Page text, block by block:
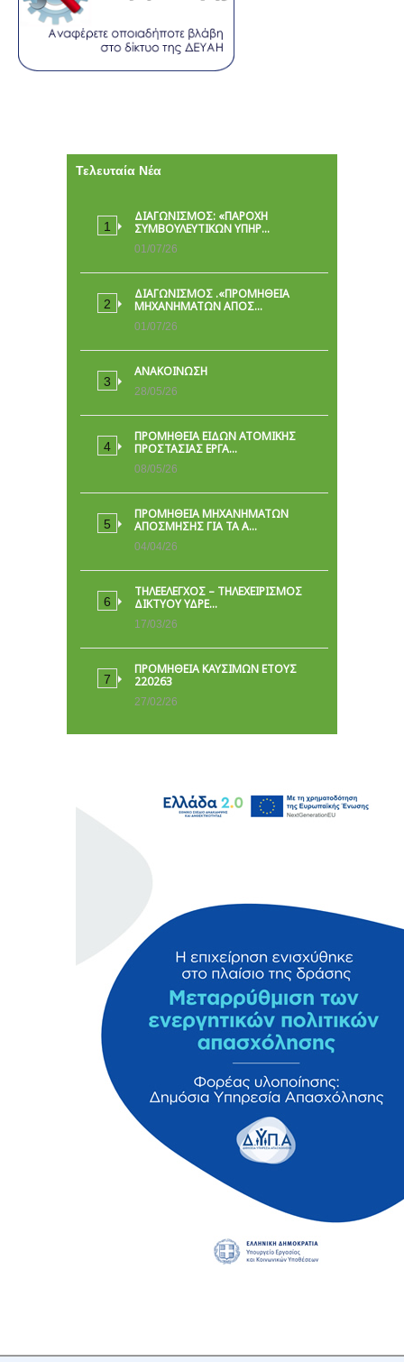
Τελευταία Νέα
ΔΙΑΓΩΝΙΣΜΟΣ: «ΠΑΡΟΧΉ
ΣΥΜΒΟΥΛΕΥΤΙΚΏΝ ΥΠΗΡ…
01/07/26
ΔΙΑΓΩΝΙΣΜΟΣ .«ΠΡΟΜΗΘΕΙΑ
ΜΗΧΑΝΗΜΑΤΩΝ ΑΠΟΣ…
01/07/26
ΑΝΑΚΟΙΝΩΣΗ
28/05/26
ΠΡΟΜΉΘΕΙΑ ΕΙΔΏΝ ΑΤΟΜΙΚΉΣ
ΠΡΟΣΤΑΣΊΑΣ ΕΡΓΑ…
08/05/26
ΠΡΟΜΗΘΕΙΑ ΜΗΧΑΝΗΜΑΤΩΝ
ΑΠΟΣΜΗΣΗΣ ΓΙΑ ΤΑ Α…
04/04/26
ΤΗΛΕΕΛΕΓΧΟΣ – ΤΗΛΕΧΕΙΡΙΣΜΟΣ
ΔΙΚΤΥΟΥ ΥΔΡΕ…
17/03/26
ΠΡΟΜΗΘΕΙΑ ΚΑΥΣΙΜΩΝ ΕΤΟΥΣ
220263
27/02/26